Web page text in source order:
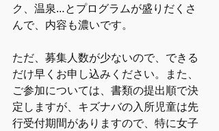
ク、温泉…とプログラムが盛りだくさ
んで、内容も濃いです。
ただ、募集人数が少ないので、できる
だけ早くお申し込みください。また、
ご参加については、書類の提出順で決
定しますが、キズナバの入所児童は先
行受付期間がありますので、特に女子